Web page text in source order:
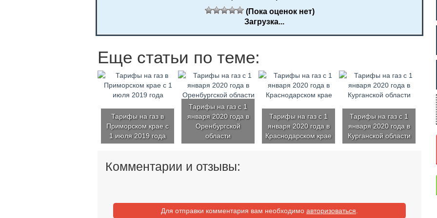
(Пока оценок нет)
Загрузка...
Еще статьи по теме:
Тарифы на газ в
Приморском крае с
1 июля 2019 года
Тарифы на газ с 1
января 2020 года в
Оренбургской
области
Тарифы на газ с 1
января 2020 года в
Краснодарском крае
Тарифы на газ с 1
января 2020 года в
Курганской области
Комментарии и отзывы:
Для отправки комментария вам необходимо авторизоваться